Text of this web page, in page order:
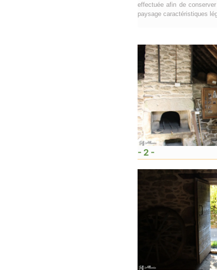
effectuée afin de
paysage caractéristiques
- 2 -